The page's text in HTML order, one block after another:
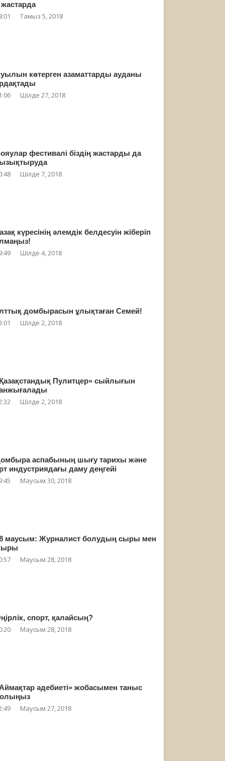
жастарда
Тамыз 5, 2018
көтерген азаматтарды ауданы
Шілде 27, 2018
фестивалі біздің жастарды да
Шілде 7, 2018
күресінің әлемдік белдесуін жіберіп
Шілде 4, 2018
домбырасын ұлықтаған Семей!
Шілде 2, 2018
Пулитцер» сыйлығын
Шілде 2, 2018
аспабының шығу тарихы және
индустриядағы даму деңгейі
Маусым 30, 2018
маусым: Журналист болудың сыры мен
Маусым 28, 2018
спорт, қалайсың?
Маусым 28, 2018
әдебиеті» жобасымен таныс
Маусым 27, 2018